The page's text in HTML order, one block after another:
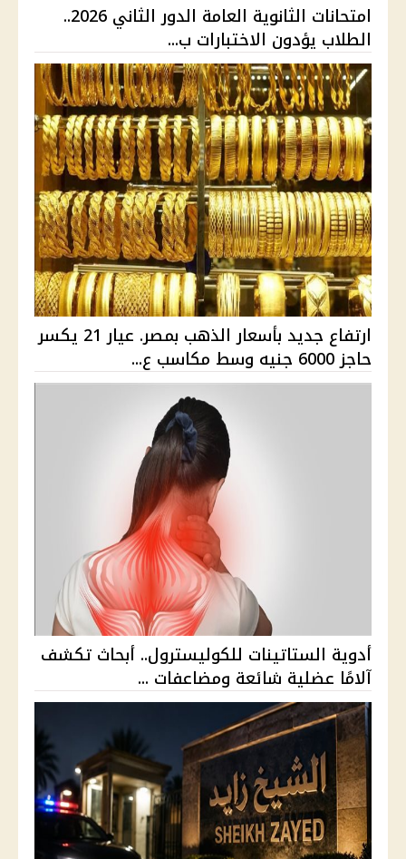
امتحانات الثانوية العامة الدور الثاني 2026..
الطلاب يؤدون الاختبارات ب...
ارتفاع جديد بأسعار الذهب بمصر. عيار 21 يكسر
حاجز 6000 جنيه وسط مكاسب ع...
أدوية الستاتينات للكوليسترول.. أبحاث تكشف
آلامًا عضلية شائعة ومضاعفات ...